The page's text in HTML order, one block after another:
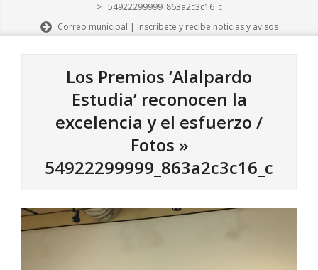
> 54922299999_863a2c3c16_c
Correo municipal | Inscríbete y recibe noticias y avisos
Los Premios ‘Alalpardo
Estudia’ reconocen la
excelencia y el esfuerzo /
Fotos »
54922299999_863a2c3c16_c